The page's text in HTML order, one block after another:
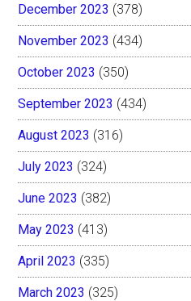
December 2023 (378)
November 2023 (434)
October 2023 (350)
September 2023 (434)
August 2023 (316)
July 2023 (324)
June 2023 (382)
May 2023 (413)
April 2023 (335)
March 2023 (325)